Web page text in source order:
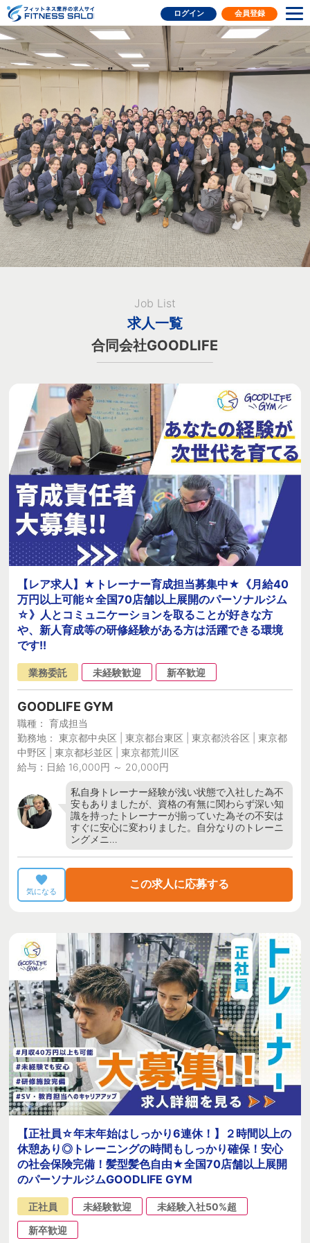
フィットネス業界の求人
ログイン 会員登録
Job List
求人一覧
合同会社GOODLIFE
【レア求人】★トレーナー育成担当募集中★《月給40
万円以上可能☆全国70店舗以上展開のパーソナルジム
☆》人とコミュニケーションを取ることが好きな方
や、新人育成等の研修経験がある方は活躍できる環境
です!!
業務委託 未経験歓迎 新卒歓迎
GOODLIFE GYM
職種： 育成担当
勤務地： 東京都中央区 | 東京都台東区 | 東京都渋谷区 | 東京都
中野区 | 東京都杉並区 | 東京都荒川区
給与：日給 16,000円 ～ 20,000円
私自身トレーナー経験が浅い状態で入社した為不
安もありましたが、資格の有無に関わらず深い知
識を持ったトレーナーが揃っていた為その不安は
すぐに安心に変わりました。自分なりのトレーニ
ングメニ…
気になる
この求人に応募する
【正社員☆年末年始はしっかり6連休！】２時間以上の
休憩あり◎トレーニングの時間もしっかり確保！安心
の社会保険完備！髪型髪色自由★全国70店舗以上展開
のパーソナルジムGOODLIFE GYM
正社員 未経験歓迎
未経験入社50%超
新卒歓迎